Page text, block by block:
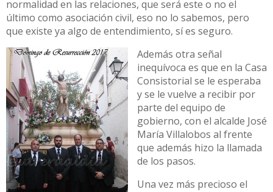
normalidad en las relaciones, que será este o no el
último como asociación civil, eso no lo sabemos, pero
que existe ya algo de entendimiento, sí es seguro.
Además otra señal
inequívoca es que en la Casa
Consistorial se le esperaba
y se le vuelve a recibir por
parte del equipo de
gobierno, con el alcalde José
María Villalobos al frente
que además hizo la llamada
de los pasos.
Una vez más precioso el